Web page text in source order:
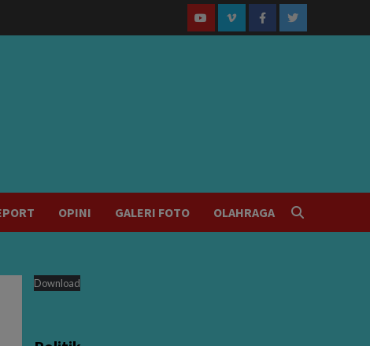
YoutubeVimeoFacebookTwitter
OPINI GALERI FOTO OLAHRAGA
Download